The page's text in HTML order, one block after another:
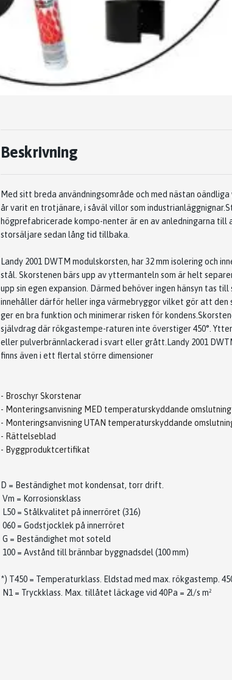
Beskrivning
Med sitt breda användningsområde och med nästan oändliga
år varit en trotjänare, i såväl villor som industrianläggnignar.
högprefabricerade kompo-nenter är en av anledningarna till
storsäljare sedan lång tid tillbaka.
Landy 2001 DWTM modulskorsten, har 32 mm isolering och
stål. Skorstenen bärs upp av yttermanteln som är helt
upp sin egen expansion. Därmed behöver ingen hänsyn tas till
innehåller därför heller inga värmebryggor vilket gör att den
ger en bra funktion och minimerar risken för kondens.
självdrag där rökgastempe-raturen inte överstiger 450°.
ellerpulverbrännlackerad i svart eller grått. Landy 2001 DW
finns även i ett flertal större dimensioner
- Broschyr Skorstenar
- Monteringsanvisning MED temperaturskyddande omslutning
- Monteringsanvisning UTAN temperaturskyddande
- Rättelseblad
- Byggproduktcertifikat
D = Beständighet mot kondensat, torr drift.
Vm = Korrosionsklass
L50 = Stålkvalitet på innerröret (316)
060 = Godstjocklek på innerröret
G = Beständighet mot soteld
100 = Avstånd till brännbar byggnadsdel (100 mm)
*) T450 = Temperaturklass. Eldstad med max. rökgastemp.
N1 = Tryckklass. Max. tillåtet läckage vid 40Pa = 2l/s m²